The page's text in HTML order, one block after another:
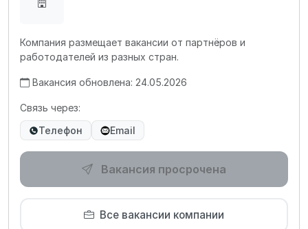
Компания размещает вакансии от партнёров и
работодателей из разных стран.
Вакансия обновлена: 24.05.2026
Связь через:
Телефон
Email
Вакансия просрочена
Все вакансии компании